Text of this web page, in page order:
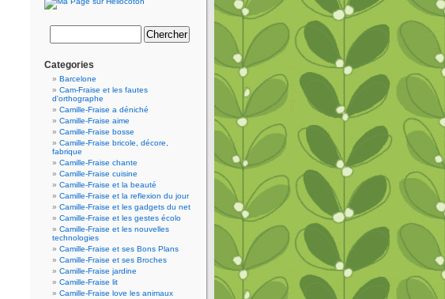
Categories
Barcelone
Cam-Fraise et les fautes
d'orthographe
Camille-Fraise a déniché
Camille-Fraise aime
Camille-Fraise bosse
Camille-Fraise bricole, décore,
fabrique
Camille-Fraise chante
Camille-Fraise cuisine
Camille-Fraise et la beauté
Camille-Fraise et la reflexion du jour
Camille-Fraise et les gadgets du net
Camille-Fraise et les gestes écolo
Camille-Fraise et les nouvelles
technologies
Camille-Fraise et ses Bons Plans
Camille-Fraise et ses Broches
Camille-Fraise jardine
Camille-Fraise lit
Camille-Fraise love les animaux